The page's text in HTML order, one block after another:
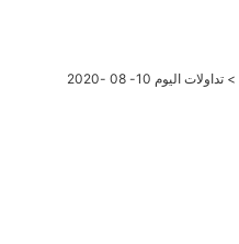
> تداولات اليوم 10- 08 -2020